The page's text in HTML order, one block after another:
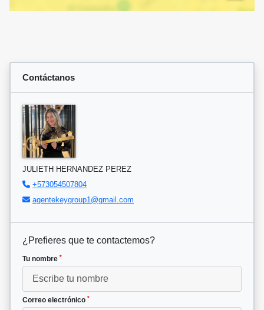
Contáctanos
JULIETH HERNANDEZ PEREZ
+573054507804
agentekeygroup1@gmail.com
¿Prefieres que te contactemos?
Tu nombre *
Correo electrónico *